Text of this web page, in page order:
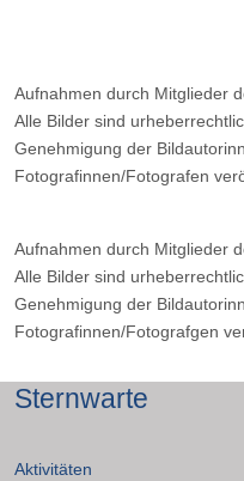
Aufnahmen durch Mitglieder
Alle Bilder sind
Genehmigung der
Fotografinnen/Fotografen
Aufnahmen durch Mitglieder
Alle Bilder sind
Genehmigung der
Fotografinnen/Fotografgen
Sternwarte
Aktivitäten